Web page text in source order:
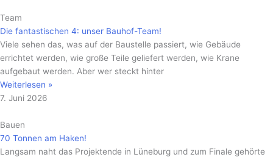
Team
Die fantastischen 4: unser Bauhof-Team!
Viele sehen das, was auf der Baustelle passiert, wie Gebäude
errichtet werden, wie große Teile geliefert werden, wie Krane
aufgebaut werden. Aber wer steckt hinter
Weiterlesen »
7. Juni 2026
Bauen
70 Tonnen am Haken!
Langsam naht das Projektende in Lüneburg und zum Finale gehörte